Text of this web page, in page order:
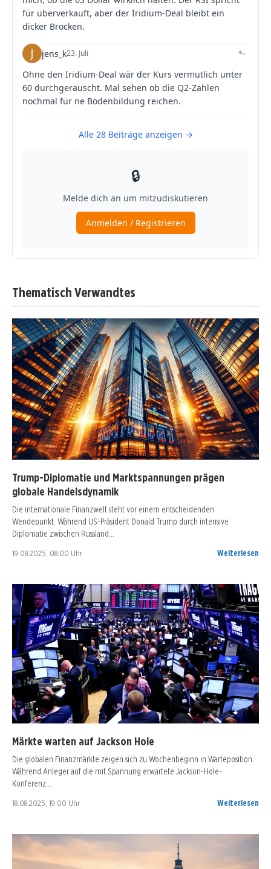
Thematisch Verwandtes
Trump-Diplomatie und Marktspannungen prägen
globale Handelsdynamik
Die internationale Finanzwelt steht vor einem entscheidenden
Wendepunkt. Während US-Präsident Donald Trump durch intensive
Diplomatie zwischen Russland…
19.08.2025, 08:00 Uhr Weiterlesen
Märkte warten auf Jackson Hole
Die globalen Finanzmärkte zeigen sich zu Wochenbeginn in Warteposition.
Während Anleger auf die mit Spannung erwartete Jackson-Hole-
Konferenz…
18.08.2025, 19:00 Uhr Weiterlesen